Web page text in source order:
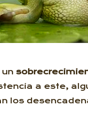
un
a este,
los